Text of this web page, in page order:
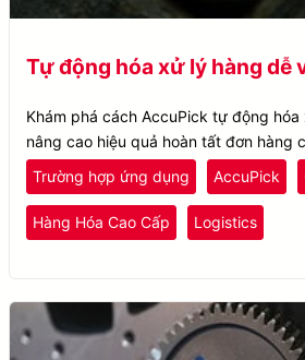
Tự động hóa xử lý hàng dễ
Khám phá cách AccuPick tự động
nâng cao hiệu quả hoàn tất đơn hàng
cấp hàng đầu và đối tác 3PL toàn cầu.
Trường hợp ứng dụng AccuPick
Hàng Hóa Cao Cấp Logistics